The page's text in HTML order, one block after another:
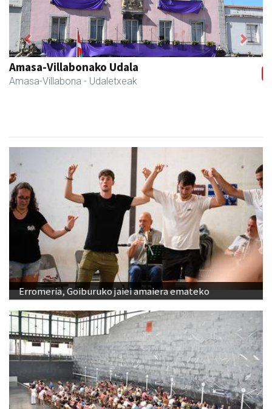
Amane
Amasa-Villabona - Arropa-dendak
Previous Next
Erromeria, Goiburuko jaiei amaiera emateko